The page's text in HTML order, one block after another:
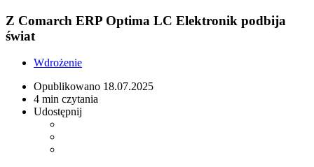
Z Comarch ERP Optima LC Elektronik podbija
świat
Wdrożenie
Opublikowano 18.07.2025
4 min czytania
Udostępnij